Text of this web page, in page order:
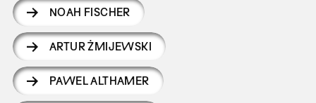
NOAH FISCHER
ARTUR ŻMIJEWSKI
PAWEL ALTHAMER